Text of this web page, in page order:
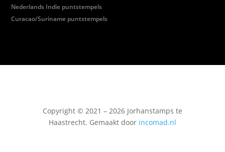
Nederlands Indie puntstempels
Curacao/Suriname puntstempels
Copyright © 2021 – 2026 Jorhanstamps te
Haastrecht. Gemaakt door incomad.nl